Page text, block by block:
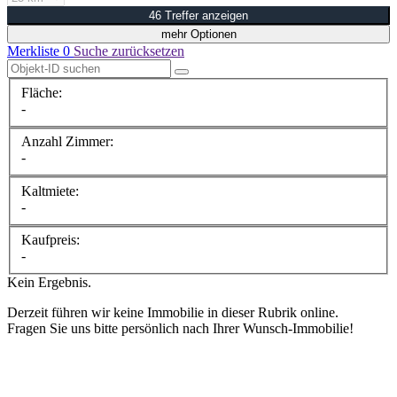
46 Treffer anzeigen
mehr Optionen
Merkliste 0 Suche zurücksetzen
Fläche:
-
Anzahl Zimmer:
-
Kaltmiete:
-
Kaufpreis:
-
Kein Ergebnis.
Derzeit führen wir keine Immobilie in dieser Rubrik online.
Fragen Sie uns bitte persönlich nach Ihrer Wunsch-Immobilie!